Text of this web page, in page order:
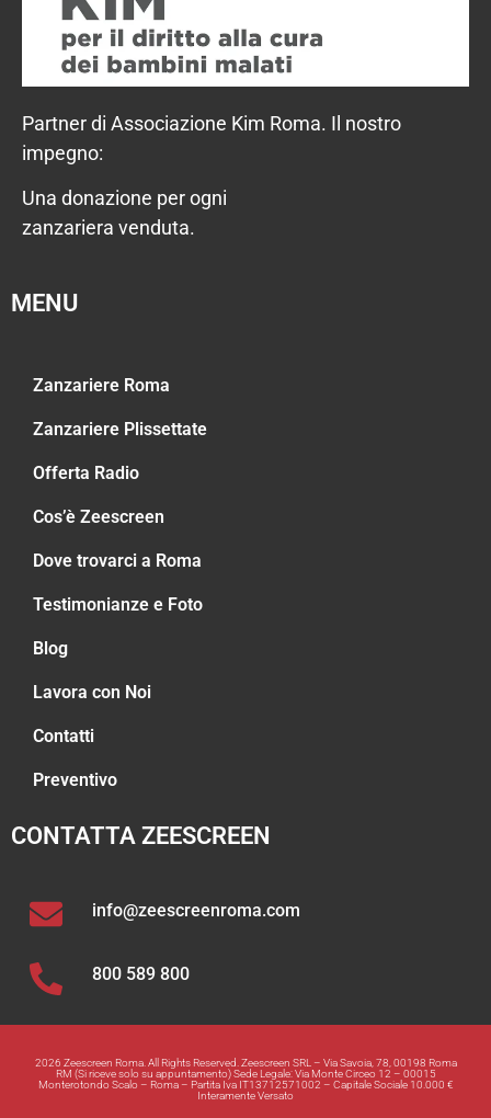
Partner di Associazione Kim Roma. Il nostro
impegno:
Una donazione per ogni
zanzariera venduta.
MENU
Zanzariere Roma
Zanzariere Plissettate
Offerta Radio
Cos’è Zeescreen
Dove trovarci a Roma
Testimonianze e Foto
Blog
Lavora con Noi
Contatti
Preventivo
CONTATTA ZEESCREEN
info@zeescreenroma.com
800 589 800
2026 Zeescreen Roma. All Rights Reserved. Zeescreen SRL – Via Savoia, 78, 00198 Roma
RM (Si riceve solo su appuntamento) Sede Legale: Via Monte Circeo 12 – 00015
Monterotondo Scalo – Roma – Partita Iva IT13712571002 – Capitale Sociale 10.000 €
Interamente Versato